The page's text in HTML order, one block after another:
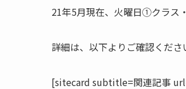
21年5月現在、火曜日①クラス
詳細は、以下よりご確認くださ
[sitecard subtitle=関連記事